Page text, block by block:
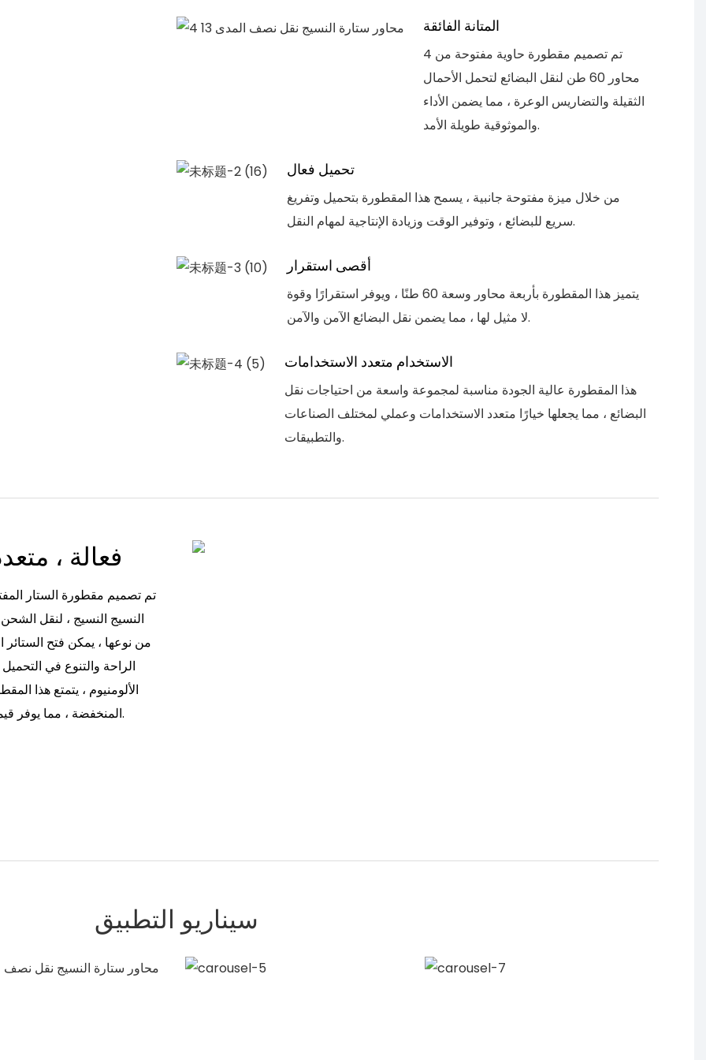
المتانة الفائقة
تم تصميم مقطورة حاوية مفتوحة من 4
محاور 60 طن لنقل البضائع لتحمل الأحمال
الثقيلة والتضاريس الوعرة ، مما يضمن الأداء
والموثوقية طويلة الأمد.
تحميل فعال
من خلال ميزة مفتوحة جانبية ، يسمح هذا المقطورة بتحميل وتفريغ
سريع للبضائع ، وتوفير الوقت وزيادة الإنتاجية لمهام النقل.
أقصى استقرار
يتميز هذا المقطورة بأربعة محاور وسعة 60 طنًا ، ويوفر استقرارًا وقوة
لا مثيل لها ، مما يضمن نقل البضائع الآمن والآمن.
الاستخدام متعدد الاستخدامات
هذا المقطورة عالية الجودة مناسبة لمجموعة واسعة من احتياجات نقل
البضائع ، مما يجعلها خيارًا متعدد الاستخدامات وعملي لمختلف الصناعات
والتطبيقات.
فعالة ،
النسيج النسيج ، لنقل الشحن
الراحة والتنوع في
الألومنيوم ، يتمتع هذا
المنخفضة ، مما يوفر قيمة وربحًا إضافيًا للعملاء الذين يبحثون عن حل نقل موثوق به.
سيناريو التطبيق